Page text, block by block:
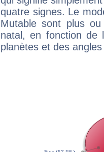
quatre signes. Le
Mutable sont plus
natal, en fonction de
planètes et des